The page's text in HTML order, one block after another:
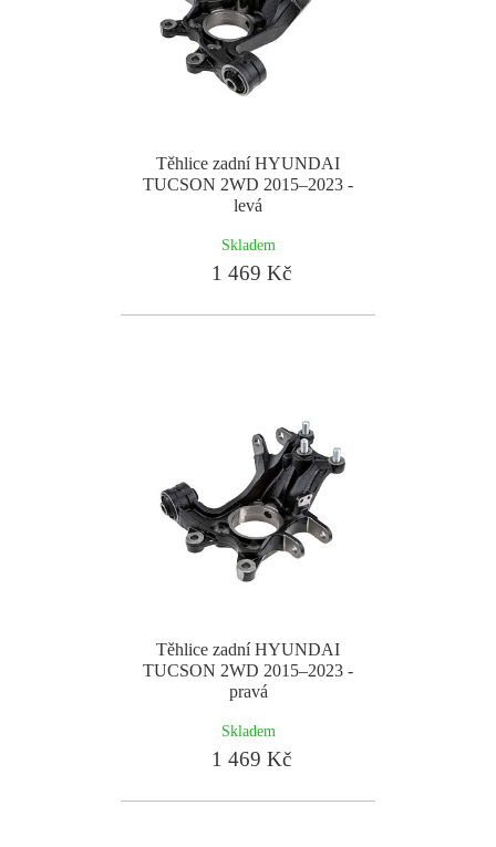
Těhlice zadní HYUNDAI
TUCSON 2WD 2015–2023 -
levá
Skladem
1 469 Kč
Těhlice zadní HYUNDAI
TUCSON 2WD 2015–2023 -
pravá
Skladem
1 469 Kč